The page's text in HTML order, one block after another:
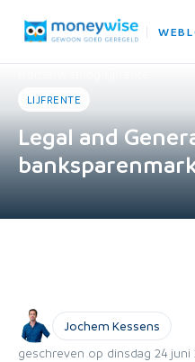
LIJFRENTE
Legal and
Jochem Kessens
geschreven op dinsdag 24 juni